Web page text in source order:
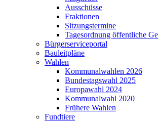
Ausschüsse
Fraktionen
Sitzungstermine
Tagesordnung öffentliche
Bürgerserviceportal
Bauleitpläne
Wahlen
Kommunalwahlen 2026
Bundestagswahl 2025
Europawahl 2024
Kommunalwahl 2020
Frühere Wahlen
Fundtiere